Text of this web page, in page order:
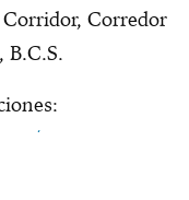
Corredor
B.C.S.